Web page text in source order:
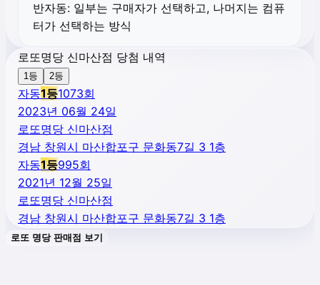
반자동: 일부는 구매자가 선택하고, 나머지는 컴퓨
터가 선택하는 방식
로또명당 신마산점 당첨 내역
1등 2등
자동1등1073회
2023년 06월 24일
로또명당 신마산점
경남 창원시 마산합포구 문화동7길 3 1층
자동1등995회
2021년 12월 25일
로또명당 신마산점
경남 창원시 마산합포구 문화동7길 3 1층
로또 명당 판매점 보기